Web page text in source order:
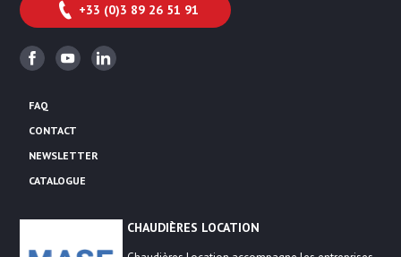
+33 (0)3 89 26 51 91
FacebookYoutubeLinkedin
FAQ
CONTACT
NEWSLETTER
CATALOGUE
CHAUDIÈRES LOCATION